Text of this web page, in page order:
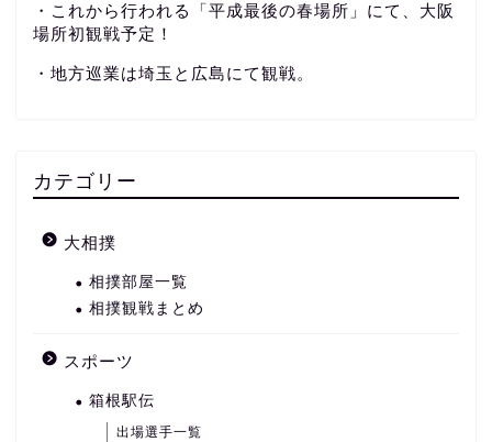
・これから行われる「平成最後の春場所」にて、大阪
場所初観戦予定！
・地方巡業は埼玉と広島にて観戦。
カテゴリー
大相撲
相撲部屋一覧
相撲観戦まとめ
スポーツ
箱根駅伝
出場選手一覧